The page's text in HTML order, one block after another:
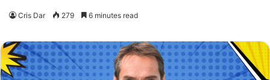
Cris Dar 279 6 minutes read